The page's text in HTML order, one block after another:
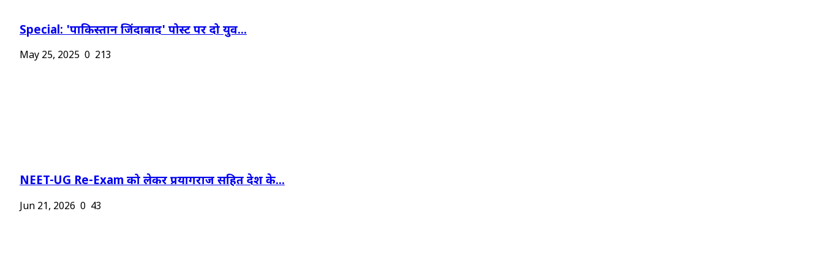
Special: 'पाकिस्तान जिंदाबाद' पोस्ट पर दो युव...
May 25, 2025 0 213
NEET-UG Re-Exam को लेकर प्रयागराज सहित देश के...
Jun 21, 2026 0 43